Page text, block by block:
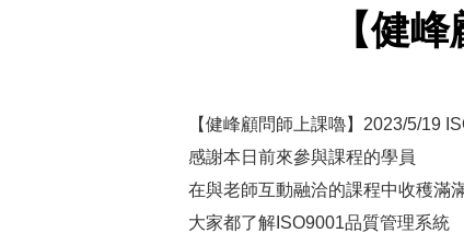
【健
【健峰顧問師上課嚕】 2023/5/19
感謝本日前來參與課程的學員
在與老師互動融洽的課程中收穫滿
大家都了解ISO9001品質管理系統